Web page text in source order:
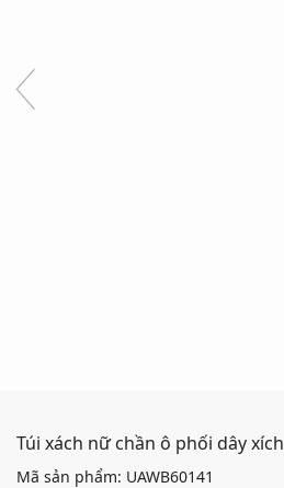
Túi xách nữ chần ô phối dây xích
Mã sản phẩm: UAWB60141